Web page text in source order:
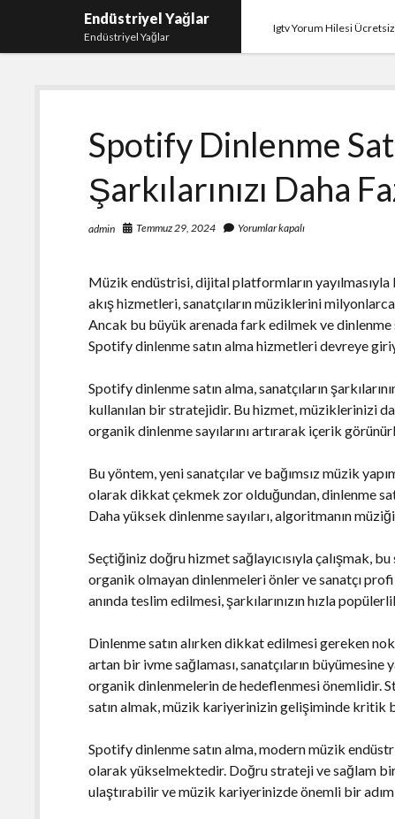
Endüstriyel Yağlar
Endüstriyel Yağlar
Igtv Yorum Hilesi Ücretsiz
Spotify Dinlenme
Şarkılarınızı Daha
admin Temmuz 29, 2024 Yorumlar kapalı
Müzik endüstrisi, dijital platformların
akış hizmetleri, sanatçıların müziklerini
Ancak bu büyük arenada fark edilmek ve dinlenme
Spotify dinlenme satın alma hizmetleri devreye
Spotify dinlenme satın alma, sanatçıların
kullanılan bir stratejidir. Bu hizmet, müziklerinizi
organik dinlenme sayılarını artırarak içerik
Bu yöntem, yeni sanatçılar ve bağımsız müzik
olarak dikkat çekmek zor olduğundan, dinlenme
Daha yüksek dinlenme sayıları, algoritmanın
Seçtiğiniz doğru hizmet sağlayıcısıyla çalışmak,
organik olmayan dinlenmeleri önler ve sanatçı
anında teslim edilmesi, şarkılarınızın hızla
Dinlenme satın alırken dikkat edilmesi gereken
artan bir ivme sağlaması, sanatçıların
organik dinlenmelerin de hedeflenmesi önemlidir.
satın almak, müzik kariyerinizin gelişiminde kritik
Spotify dinlenme satın alma, modern müzik
olarak yükselmektedir. Doğru strateji ve sağlam
ulaştırabilir ve müzik kariyerinizde önemli bir